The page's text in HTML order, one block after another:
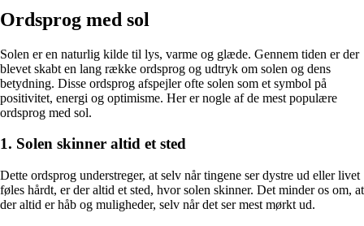
Ordsprog med sol
Solen er en naturlig kilde til lys, varme og glæde. Gennem tiden er der
blevet skabt en lang række ordsprog og udtryk om solen og dens
betydning. Disse ordsprog afspejler ofte solen som et symbol på
positivitet, energi og optimisme. Her er nogle af de mest populære
ordsprog med sol.
1. Solen skinner altid et sted
Dette ordsprog understreger, at selv når tingene ser dystre ud eller livet
føles hårdt, er der altid et sted, hvor solen skinner. Det minder os om, at
der altid er håb og muligheder, selv når det ser mest mørkt ud.